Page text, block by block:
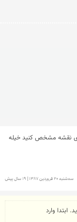
سه‌شنبه 20 فروردين 1387 | 19 سال پیش